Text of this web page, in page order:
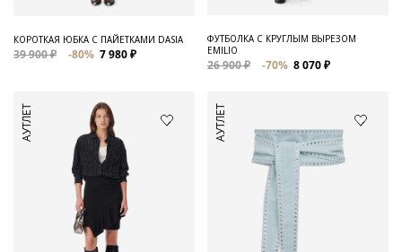
КОРОТКАЯ ЮБКА С ПАЙЕТКАМИ DASIA
39 900 ₽ -80% 7 980 ₽
ФУТБОЛКА С КРУГЛЫМ ВЫРЕЗОМ
EMILIO
26 900 ₽ -70% 8 070 ₽
АУТЛЕТ АУТЛЕТ